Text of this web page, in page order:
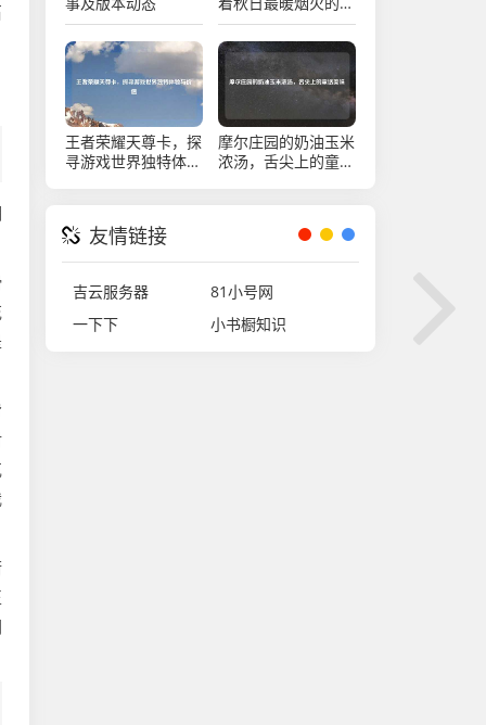
藕肉饼，家常做法奉
上
王者荣耀天尊卡，探
寻游戏世界独特体验
摩尔庄园的奶油玉米
浓汤，舌尖上的童话
友情链接
吉云服务器
81小号网
一下下
小书橱知识